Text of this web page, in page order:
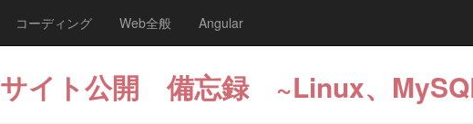
コーディング Web全般 Angular
サイト公開 備忘録 ~Linux、